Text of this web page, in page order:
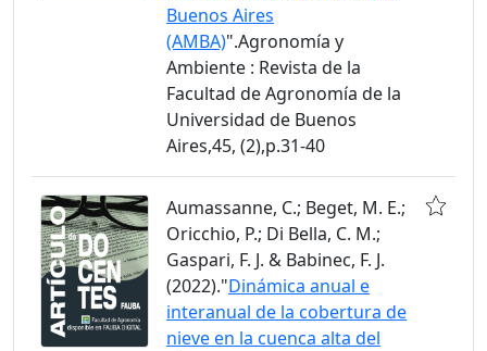
Buenos Aires
(AMBA)".Agronomía y
Ambiente : Revista de la
Facultad de Agronomía de la
Universidad de Buenos
Aires,45, (2),p.31-40
Aumassanne, C.; Beget, M. E.;
Oricchio, P.; Di Bella, C. M.;
Gaspari, F. J. & Babinec, F. J.
(2022)."Dinámica anual e
interanual de la cobertura de
nieve en la cuenca alta del